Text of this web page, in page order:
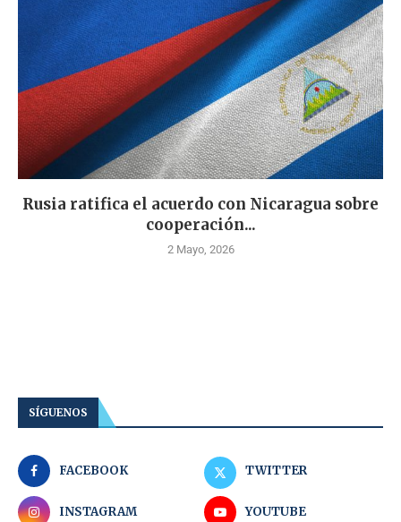
Rusia ratifica el acuerdo con Nicaragua sobre
cooperación...
2 Mayo, 2026
SÍGUENOS
FACEBOOK TWITTER
INSTAGRAM YOUTUBE